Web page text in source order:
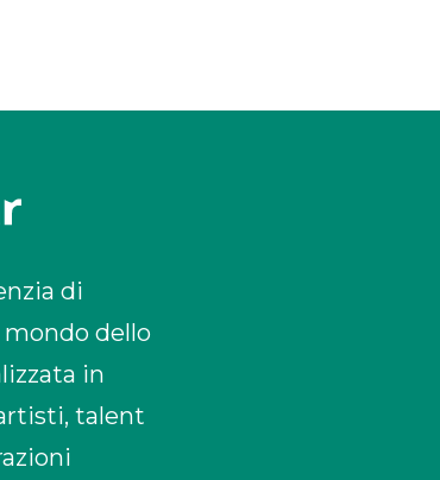
di
dello
in
talent